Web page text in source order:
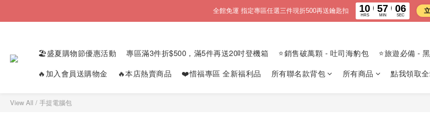
🏖️盛夏購物節優惠活動 專區滿3件折$500，滿5件再送20吋登機箱 ⭐銷售破萬顆 - 吐司海豹包
⭐旅遊必備 -
🔥加入會員送購物金
🔥本店熱賣商品 ❤️惜福專區 全新福利品 所有聯名款背包 所有商品 點我領取
View All / 手提電腦包
全館免運 指定專區任選三件現折500再送鑰匙扣 10
HRS
57
MIN
04
SEC